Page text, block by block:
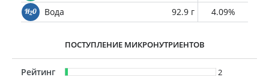
Вода
92.9 г 4.09%
ПОСТУПЛЕНИЕ МИКРОНУТРИЕНТОВ
Рейтинг
2